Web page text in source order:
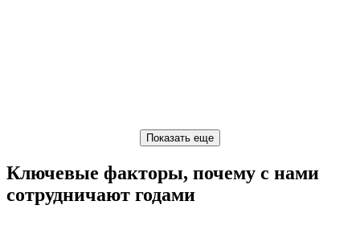
Ключевые факторы, почему с нами
сотрудничают годами